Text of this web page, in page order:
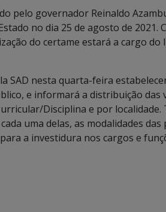
pelo governador Reinaldo
no dia 25 de agosto de 2021.
do certame estará a cargo do
SAD nesta quarta-feira
e informará a distribuição das
Disciplina e por localidade.
uma delas, as modalidades
a investidura nos cargos e